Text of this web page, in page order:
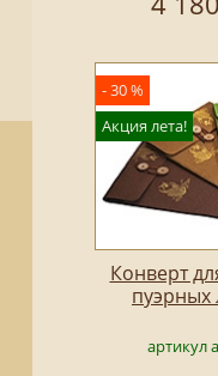
- 30 %
Акция лета!
Конверт
артикул